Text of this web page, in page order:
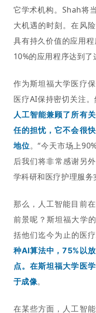
它学术机构。 Shah将
大机遇的时刻。在风
具有持久价值的应用
10%的应用程序达到了
作为斯坦福大学医疗
医疗AI保持密切关注。
人工智能兼顾了所有
任的担忧，它不会很
地位。“今天市场上
后我们将非常感谢另
学科研和医疗护理服务
那么，人工智能目前
前景呢？斯坦福大学
括他们迄今为止的医疗
种AI算法中，75%以
点。在斯坦福大学医
于成像。
在某些方面，人工智